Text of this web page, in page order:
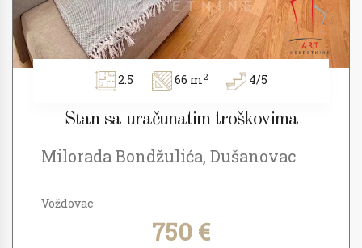
2.5 66 m2 4/5
Stan sa uračunatim troškovima
Milorada Bondžulića, Dušanovac
Voždovac
750 €